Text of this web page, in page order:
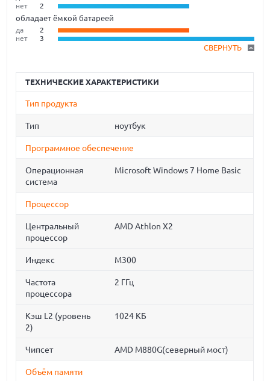
нет
2
обладает ёмкой батареей
да
2
нет
3
СВЕРНУТЬ
ТЕХНИЧЕСКИЕ ХАРАКТЕРИСТИКИ
Тип продукта
Тип ноутбук
Программное обеспечение
Операционная
система
Microsoft Windows 7 Home Basic
Процессор
Центральный
процессор
AMD Athlon X2
Индекс M300
Частота
процессора
2 ГГц
Кэш L2 (уровень
2)
1024 КБ
Чипсет AMD M880G(северный мост)
Объём памяти